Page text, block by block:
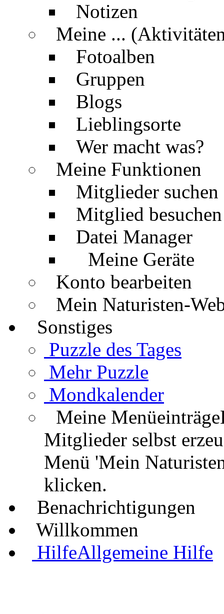
Notizen
Meine ...
Fotoalben
Gruppen
Blogs
Lieblingsorte
Wer macht was?
Meine Funktionen
Mitglieder suchen
Mitglied besuchen
Datei Manager
Meine Geräte
Konto bearbeiten
Mein Naturisten-
Sonstiges
Puzzle des Tages
Mehr Puzzle
Mondkalender
Meine Menüeinträge
Mitglieder selbst
Menü 'Mein
klicken.
Benachrichtigungen
Willkommen
HilfeAllgemeine Hilfe